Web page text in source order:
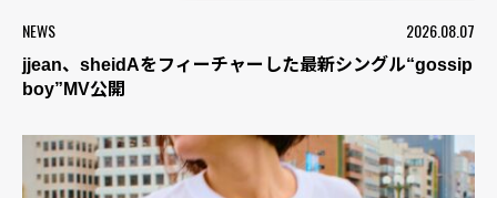
NEWS 2026.08.07
jjean、sheidAをフィーチャーした最新シングル“gossip
boy”MV公開